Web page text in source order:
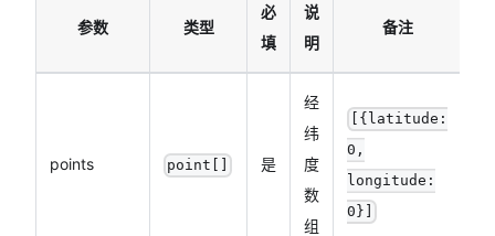
参数 类型
必
填
说
明
备注
points point[] 是
经
纬
度
数
组
{latitude:
0,
longitude:
0}